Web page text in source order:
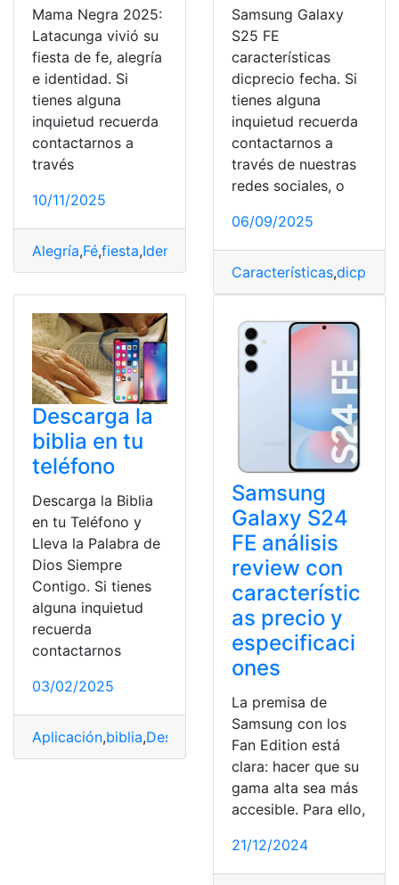
Mama Negra 2025:
Latacunga vivió su
fiesta de fe, alegría
e identidad. Si
tienes alguna
inquietud recuerda
contactarnos a
través
10/11/2025
Alegría,Fé,fiesta,Identidad Latacunga,mama,Mama
Samsung Galaxy
S25 FE
características
dicprecio fecha. Si
tienes alguna
inquietud recuerda
contactarnos a
través de nuestras
redes sociales, o
06/09/2025
Características,dicprecio
Descarga la
biblia en tu
teléfono
Descarga la Biblia
en tu Teléfono y
Lleva la Palabra de
Dios Siempre
Contigo. Si tienes
alguna inquietud
recuerda
contactarnos
03/02/2025
Aplicación,biblia,Descargar Dios Fé meditar
Samsung
Galaxy S24
FE análisis
review con
característic
as precio y
especificaci
ones
La premisa de
Samsung con los
Fan Edition está
clara: hacer que su
gama alta sea más
accesible. Para ello,
21/12/2024